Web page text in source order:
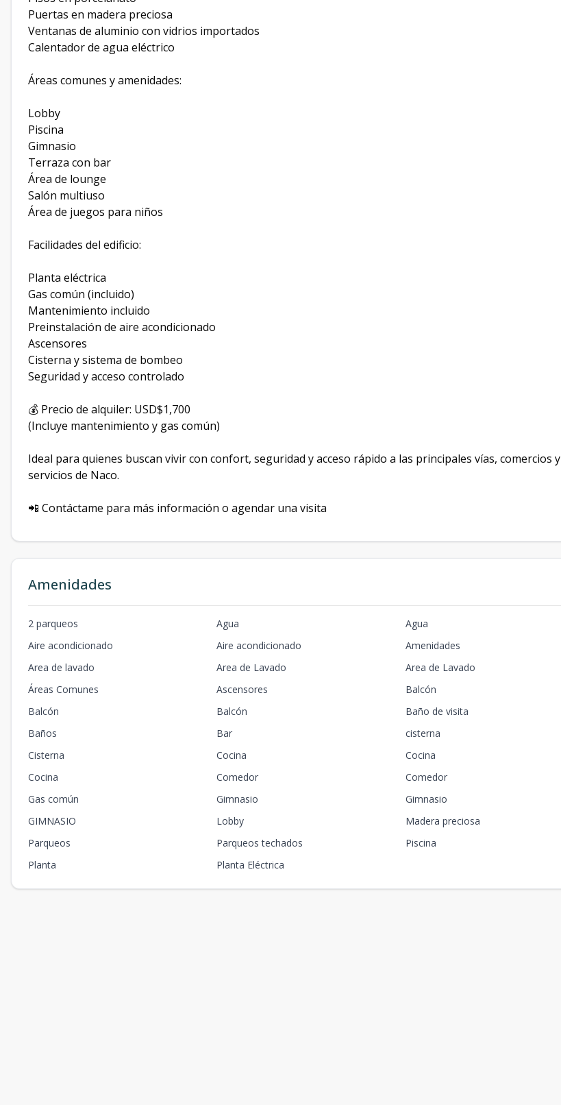
Puertas en madera preciosa
Ventanas de aluminio con vidrios importados
Calentador de agua eléctrico
Áreas comunes y amenidades:
Lobby
Piscina
Gimnasio
Terraza con bar
Área de lounge
Salón multiuso
Área de juegos para niños
Facilidades del edificio:
Planta eléctrica
Gas común (incluido)
Mantenimiento incluido
Preinstalación de aire acondicionado
Ascensores
Cisterna y sistema de bombeo
Seguridad y acceso controlado
💰 Precio de alquiler: USD$1,700
(Incluye mantenimiento y gas común)
Ideal para quienes buscan vivir con confort, seguridad y acceso rápido a las principales vías, comercios y
servicios de Naco.
📲 Contáctame para más información o agendar una visita
Amenidades
2 parqueos Agua
Agua
Aire acondicionado
Aire acondicionado
Amenidades
Area de lavado
Area de Lavado
Area de Lavado
Áreas Comunes
Ascensores
Balcón
Balcón
Balcón
Baño de visita
Baños
Bar
cisterna
Cisterna
Cocina
Cocina
Cocina
Comedor
Comedor
Gas común
Gimnasio
Gimnasio
GIMNASIO
Lobby
Madera preciosa
Parqueos
Parqueos techados
Piscina
Planta
Planta Eléctrica